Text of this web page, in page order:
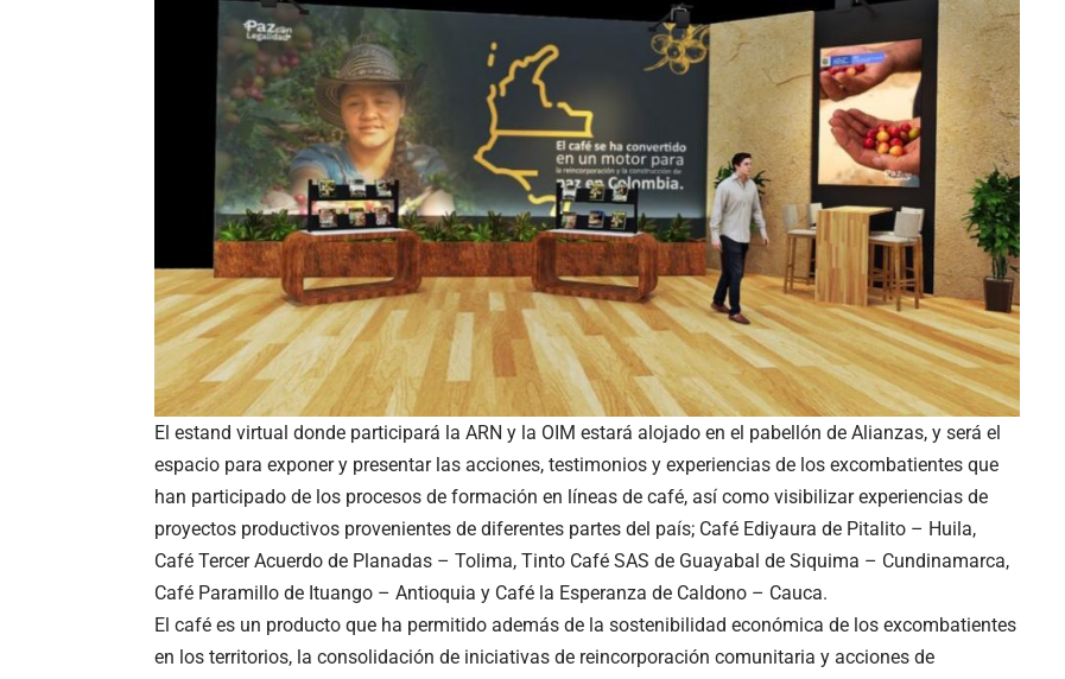
El estand virtual donde participará la ARN y la OIM estará alojado en el pabellón de Alianzas, y será el
espacio para exponer y presentar las acciones, testimonios y experiencias de los excombatientes que
han participado de los procesos de formación en líneas de café, así como visibilizar experiencias de
proyectos productivos provenientes de diferentes partes del país; Café Ediyaura de Pitalito – Huila,
Café Tercer Acuerdo de Planadas – Tolima, Tinto Café SAS de Guayabal de Siquima – Cundinamarca,
Café Paramillo de Ituango – Antioquia y Café la Esperanza de Caldono – Cauca.
El café es un producto que ha permitido además de la sostenibilidad económica de los excombatientes
en los territorios, la consolidación de iniciativas de reincorporación comunitaria y acciones de